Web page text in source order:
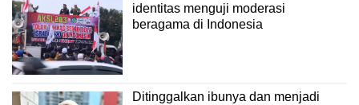
identitas menguji moderasi
beragama di Indonesia
Ditinggalkan ibunya dan menjadi